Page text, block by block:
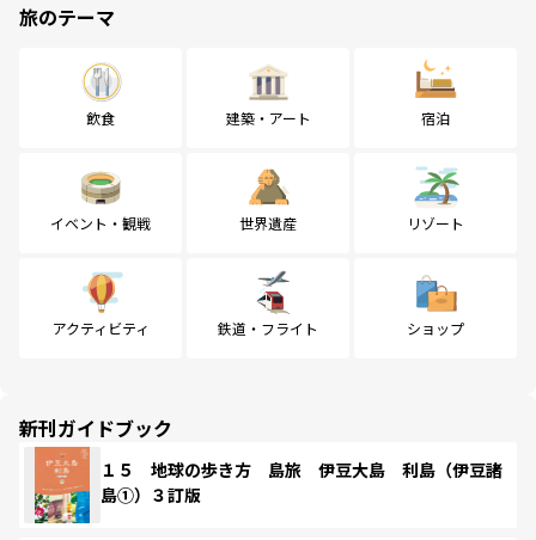
旅のテーマ
飲食 建築・アート 宿泊
イベント・観戦 世界遺産 リゾート
アクティビティ 鉄道・フライト ショップ
新刊ガイドブック
１５ 地球の歩き方 島旅 伊豆大島 利島（伊豆諸
島①）３訂版